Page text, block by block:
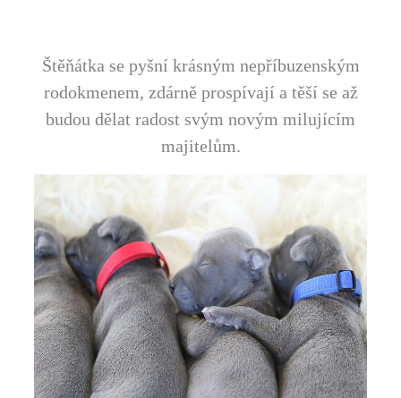
Štěňátka se pyšní krásným nepříbuzenským
rodokmenem, zdárně prospívají a těší se až
budou dělat radost svým novým milujícím
majitelům.